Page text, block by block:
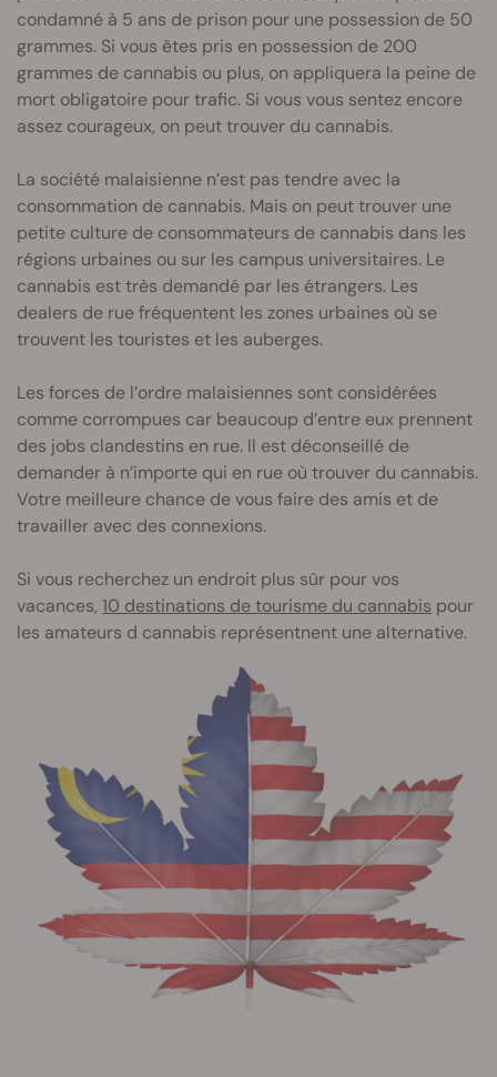
condamné à 5 ans de prison pour une possession de 50
grammes. Si vous êtes pris en possession de 200
grammes de cannabis ou plus, on appliquera la peine de
mort obligatoire pour trafic. Si vous vous sentez encore
assez courageux, on peut trouver du cannabis.
La société malaisienne n’est pas tendre avec la
consommation de cannabis. Mais on peut trouver une
petite culture de consommateurs de cannabis dans les
régions urbaines ou sur les campus universitaires. Le
cannabis est très demandé par les étrangers. Les
dealers de rue fréquentent les zones urbaines où se
trouvent les touristes et les auberges.
Les forces de l’ordre malaisiennes sont considérées
comme corrompues car beaucoup d’entre eux prennent
des jobs clandestins en rue. Il est déconseillé de
demander à n’importe qui en rue où trouver du cannabis.
Votre meilleure chance de vous faire des amis et de
travailler avec des connexions.
Si vous recherchez un endroit plus sûr pour vos
vacances, 10 destinations de tourisme du cannabis pour
les amateurs d cannabis représentnent une alternative.